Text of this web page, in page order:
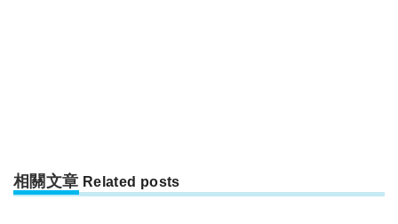
相關文章 Related posts